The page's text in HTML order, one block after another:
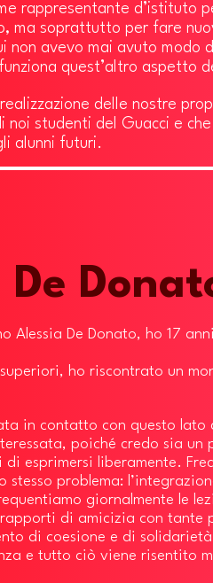
rappresentante d’istituto
ma soprattutto per fare
non avevo mai avuto modo
quest’altro aspetto
delle nostre
noi studenti del Guacci e
alunni futuri.
Alessia De Donato, ho 17
ho riscontrato un
in contatto con questo lato
poiché credo sia un
esprimersi liberamente.
problema:
giornalmente le
rapporti di amicizia con tante
di coesione e di
e tutto ciò viene risentito